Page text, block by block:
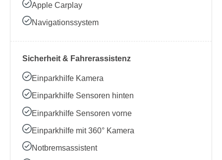
Apple Carplay
Navigationssystem
Sicherheit & Fahrerassistenz
Einparkhilfe Kamera
Einparkhilfe Sensoren hinten
Einparkhilfe Sensoren vorne
Einparkhilfe mit 360° Kamera
Notbremsassistent